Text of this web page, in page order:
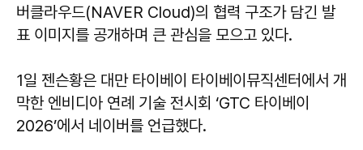
버클라우드(NAVER Cloud)의 협력 구조가 담긴 발
표 이미지를 공개하며 큰 관심을 모으고 있다.
1일 젠슨황은 대만 타이베이 타이베이뮤직센터에서 개
막한 엔비디아 연례 기술 전시회 ‘GTC 타이베이
2026’에서 네이버를 언급했다.